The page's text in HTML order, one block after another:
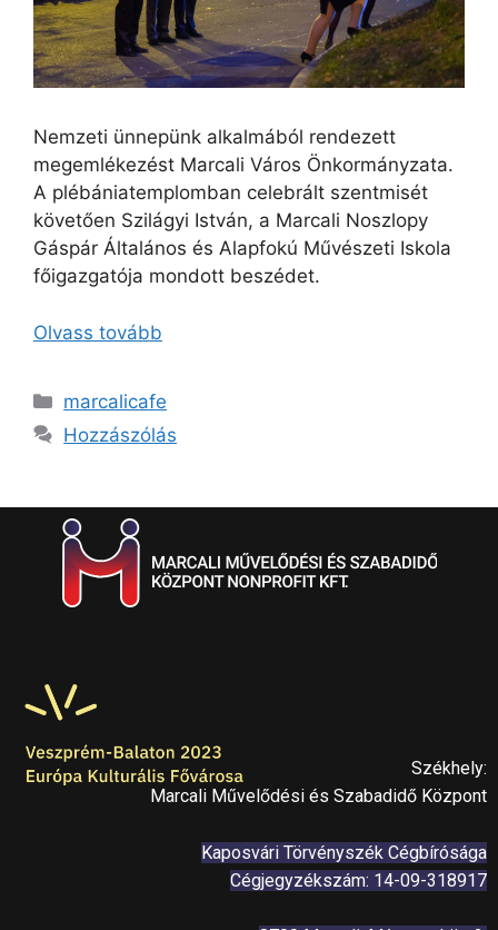
Nemzeti ünnepünk alkalmából rendezett
megemlékezést Marcali Város Önkormányzata.
A plébániatemplomban celebrált szentmisét
követően Szilágyi István, a Marcali Noszlopy
Gáspár Általános és Alapfokú Művészeti Iskola
főigazgatója mondott beszédet.
Olvass tovább
marcalicafe
Hozzászólás
Székhely:
Marcali Művelődési és Szabadidő Központ
Kaposvári Törvényszék Cégbírósága
Cégjegyzékszám: 14-09-318917